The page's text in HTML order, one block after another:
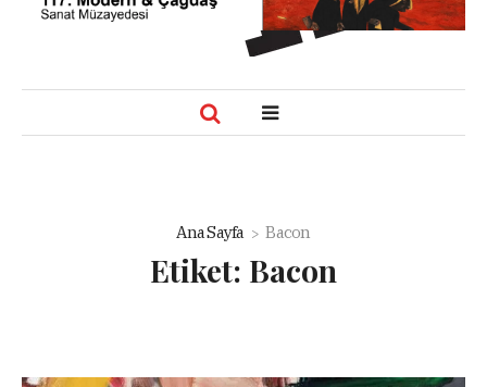
Ana Sayfa Bacon
Etiket: Bacon